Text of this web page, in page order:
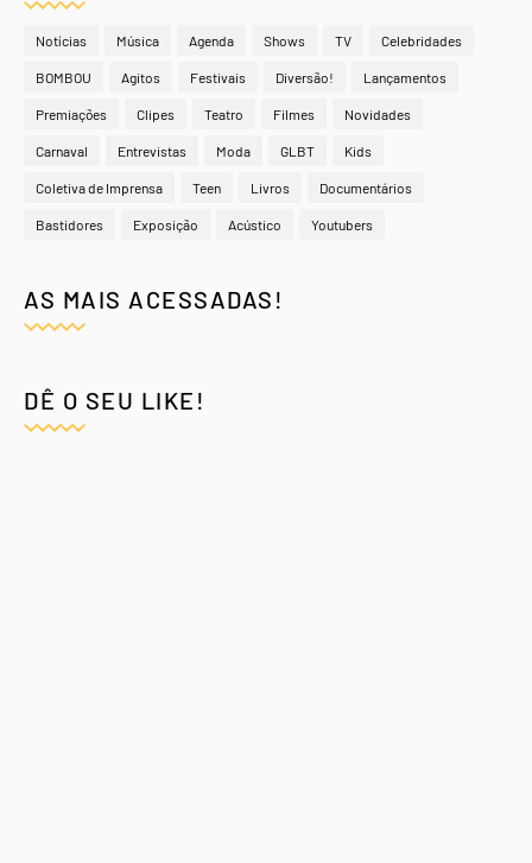
Notícias Música Agenda Shows TV Celebridades
BOMBOU Agitos Festivais Diversão! Lançamentos
Premiações Clipes Teatro Filmes Novidades
Carnaval Entrevistas Moda GLBT Kids
Coletiva de Imprensa Teen Livros Documentários
Bastidores Exposição Acústico Youtubers
AS MAIS ACESSADAS!
DÊ O SEU LIKE!